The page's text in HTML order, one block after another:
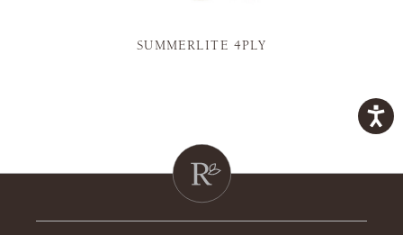
SUMMERLITE 4PLY